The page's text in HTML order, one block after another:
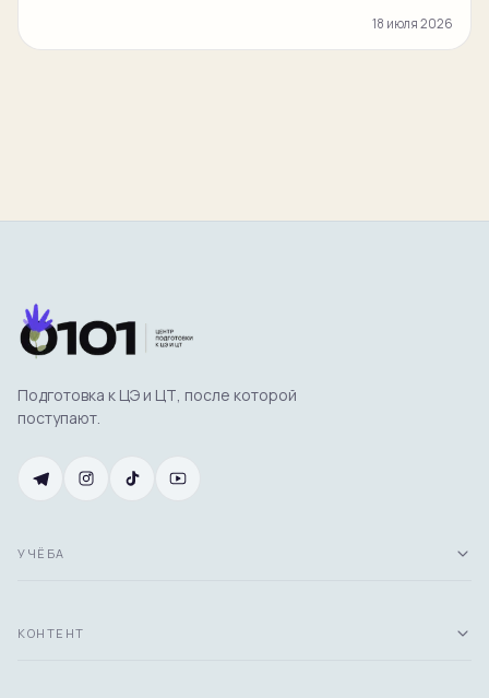
18 июля 2026
Подготовка к ЦЭ и ЦТ, после которой
поступают.
УЧЁБА
КОНТЕНТ